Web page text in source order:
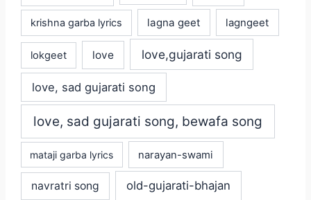
krishna garba lyrics lagna geet lagngeet
lokgeet love love,gujarati song
love, sad gujarati song
love, sad gujarati song, bewafa song
mataji garba lyrics narayan-swami
navratri song old-gujarati-bhajan